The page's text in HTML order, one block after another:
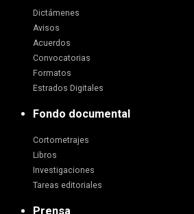
Dictámenes
Avisos
Acuerdos
Convocatorias
Formatos
Estrados Digitales
Fondo documental
Cortometrajes
Libros
Investigaciones
Tareas editoriales
Prensa